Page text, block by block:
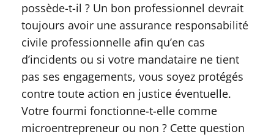
possède-t-il ? Un bon professionnel devrait
toujours avoir une assurance responsabilité
civile professionnelle afin qu’en cas
d’incidents ou si votre mandataire ne tient
pas ses engagements, vous soyez protégés
contre toute action en justice éventuelle.
Votre fourmi fonctionne-t-elle comme
microentrepreneur ou non ? Cette question